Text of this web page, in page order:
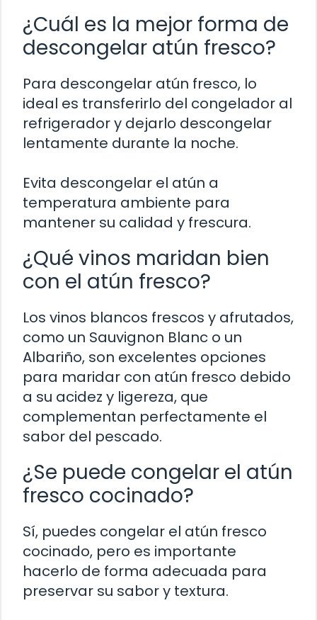
¿Cuál es la mejor forma de
descongelar atún fresco?
Para descongelar atún fresco, lo
ideal es transferirlo del congelador al
refrigerador y dejarlo descongelar
lentamente durante la noche.
Evita descongelar el atún a
temperatura ambiente para
mantener su calidad y frescura.
¿Qué vinos maridan bien
con el atún fresco?
Los vinos blancos frescos y afrutados,
como un Sauvignon Blanc o un
Albariño, son excelentes opciones
para maridar con atún fresco debido
a su acidez y ligereza, que
complementan perfectamente el
sabor del pescado.
¿Se puede congelar el atún
fresco cocinado?
Sí, puedes congelar el atún fresco
cocinado, pero es importante
hacerlo de forma adecuada para
preservar su sabor y textura.